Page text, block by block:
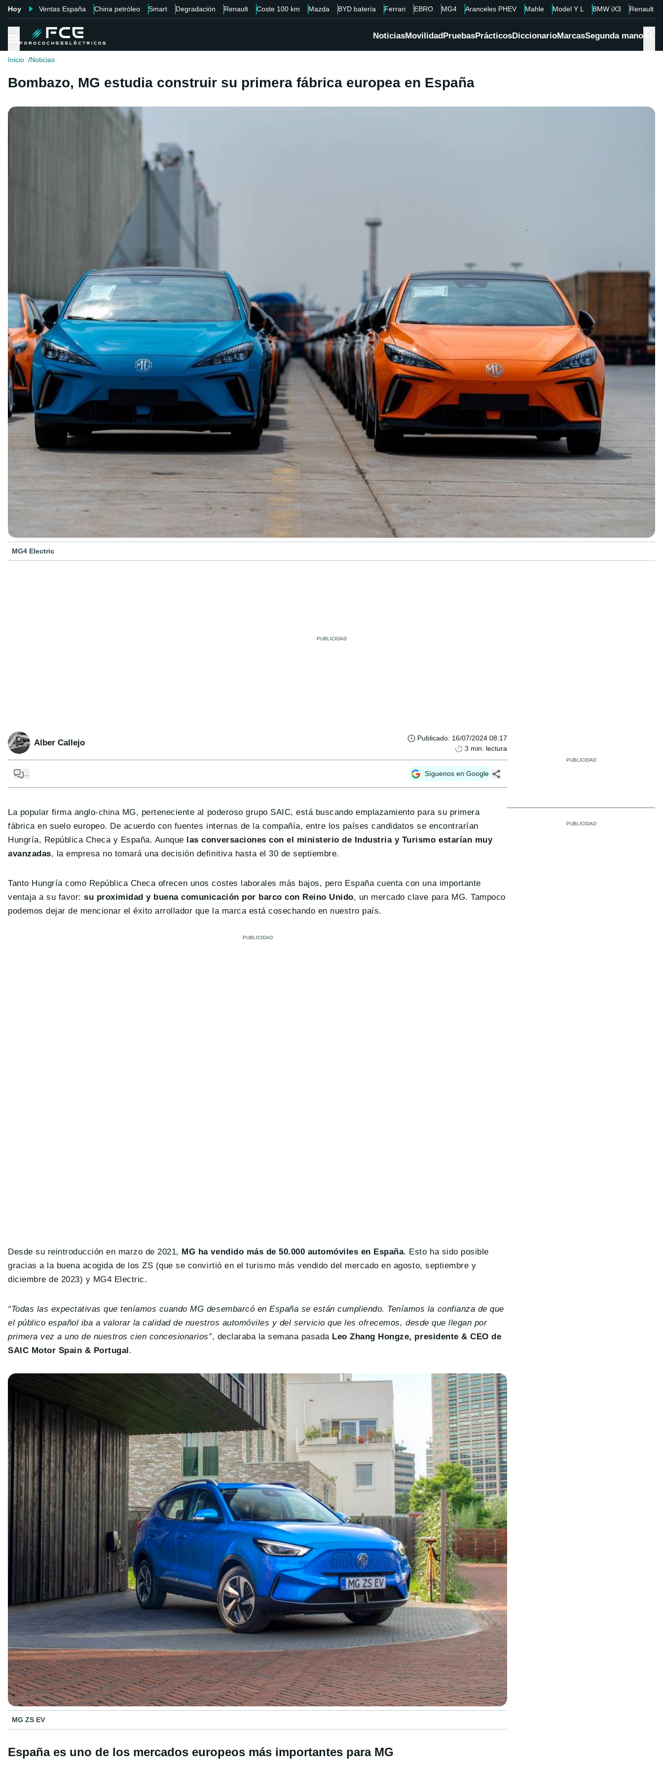
Hoy Ventas España China petróleo Smart Degradación Renault Coste 100 km Mazda BYD batería Ferrari EBRO MG4 Aranceles PHEV Mahle Model Y L BMW iX3 Renault
NoticiasMovilidadPruebasPrácticosDiccionarioMarcasSegunda mano
Inicio Noticias
Bombazo, MG estudia construir su primera fábrica europea en España
MG4 Electric
Alber Callejo Publicado: 16/07/2024 08:17
3 min. lectura
... Síguenos en Google
La popular firma anglo-china MG, perteneciente al poderoso grupo SAIC, está buscando emplazamiento para su primera
fábrica en suelo europeo. De acuerdo con fuentes internas de la compañía, entre los países candidatos se encontrarían
Hungría, República Checa y España. Aunque
las conversaciones con el ministerio de Industria y Turismo estarían muy
avanzadas, la empresa no tomará una decisión definitiva hasta el 30 de septiembre.
Tanto Hungría como República Checa ofrecen unos costes laborales más bajos, pero España cuenta con una importante
ventaja a su favor:su proximidad y buena comunicación por barco con Reino Unido, un mercado clave para MG. Tampoco
podemos dejar de mencionar el éxito arrollador que la marca está cosechando en nuestro país.
Desde su reintroducción en marzo de 2021, MG ha vendido más de 50.000 automóviles en España. Esto ha sido posible
gracias a la buena acogida de los ZS (que se convirtió en el turismo más vendido del mercado en agosto, septiembre y
diciembre de 2023) y MG4 Electric.
“Todas las expectativas que teníamos cuando MG desembarcó en España se están cumpliendo. Teníamos la confianza de que
el público español iba a valorar la calidad de nuestros automóviles y del servicio que les ofrecemos, desde que llegan por
primera vez a uno de nuestros cien concesionarios”, declaraba la semana pasada Leo Zhang Hongze, presidente & CEO de
SAIC Motor Spain & Portugal .
MG ZS EV
España es uno de los mercados europeos más importantes para MG